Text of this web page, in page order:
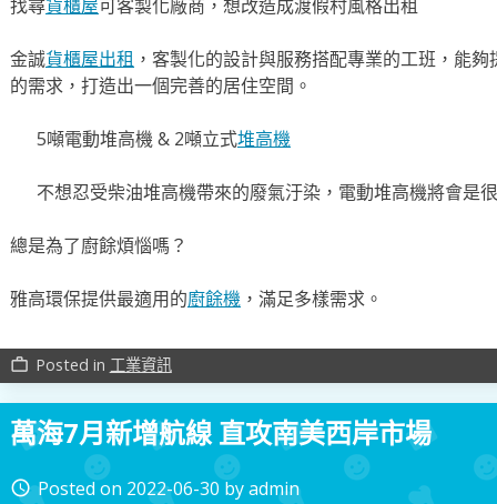
找尋貨櫃屋可客製化廠商，想改造成渡假村風格出租
金誠貨櫃屋出租 ，客製化的設計與服務搭配專業的工班，能
的需求，打造出一個完善的居住空間。
5噸電動堆高機 & 2噸立式堆高機
不想忍受柴油堆高機帶來的廢氣汙染，電動堆高機將會是
總是為了廚餘煩惱嗎？
雅高環保提供最適用的廚餘機，滿足多樣需求。
work_outline Posted in 工業資訊
萬海7月新增航線 直攻南美西岸市場
access_time Posted on 2022-06-30 byadmin